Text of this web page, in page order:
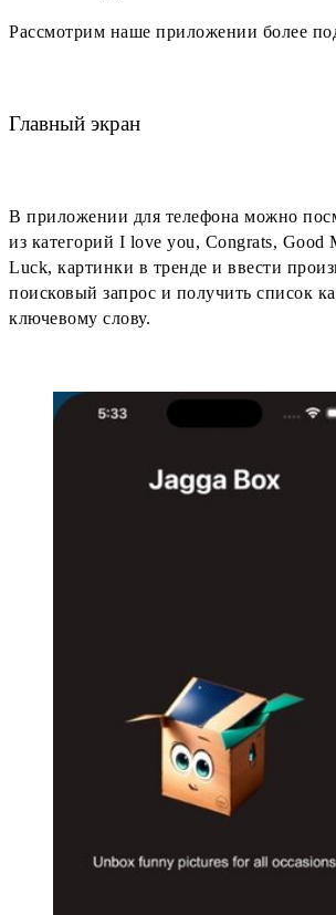
Рассмотрим наше приложении более
Главный экран
В приложении для телефона можно
из категорий I love you, Congrats, Good
Luck, картинки в тренде и ввести
поисковый запрос и получить список
ключевому слову.